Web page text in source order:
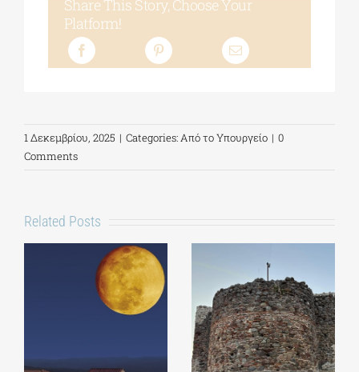
Share This Story, Choose Your
Platform!
1 Δεκεμβρίου, 2025 | Categories: Από το Υπουργείο | 0
Comments
Related Posts